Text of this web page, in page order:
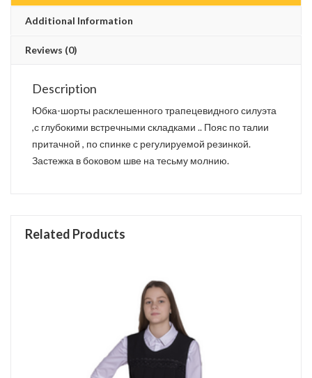
Additional Information
Reviews (0)
Description
Юбка-шорты расклешенного трапецевидного силуэта
,с глубокими встречными складками .. Пояс по талии
притачной , по спинке с регулируемой резинкой.
Застежка в боковом шве на тесьму молнию.
Related Products